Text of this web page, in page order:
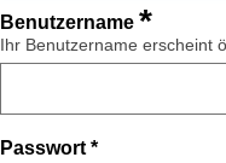
Benutzername *
Ihr Benutzername erscheint
Passwort *